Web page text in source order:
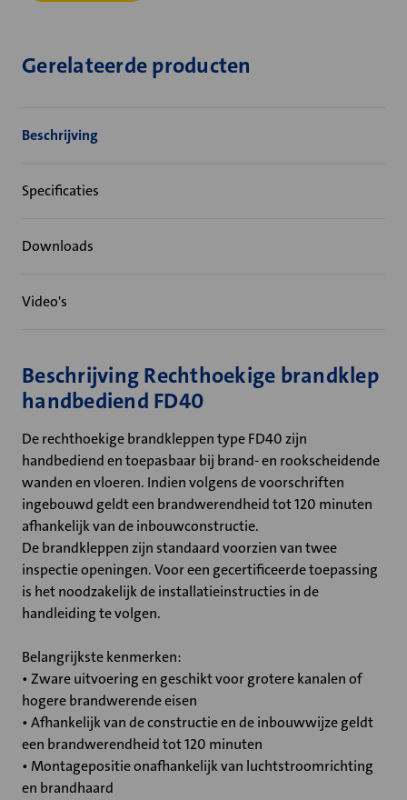
Gerelateerde producten
Beschrijving
Specificaties
Downloads
Video's
Beschrijving Rechthoekige brandklep
handbediend FD40
De rechthoekige brandkleppen type FD40 zijn
handbediend en toepasbaar bij brand- en rookscheidende
wanden en vloeren. Indien volgens de voorschriften
ingebouwd geldt een brandwerendheid tot 120 minuten
afhankelijk van de inbouwconstructie.
De brandkleppen zijn standaard voorzien van twee
inspectie openingen. Voor een gecertificeerde toepassing
is het noodzakelijk de installatieinstructies in de
handleiding te volgen.
Belangrijkste kenmerken:
• Zware uitvoering en geschikt voor grotere kanalen of
hogere brandwerende eisen
• Afhankelijk van de constructie en de inbouwwijze geldt
een brandwerendheid tot 120 minuten
• Montagepositie onafhankelijk van luchtstroomrichting
en brandhaard